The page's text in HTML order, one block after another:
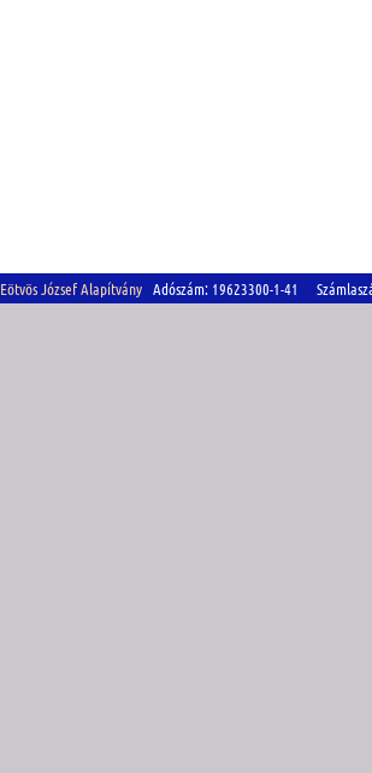
Eötvös József Alapítvány Adószám: 19623300-1-41